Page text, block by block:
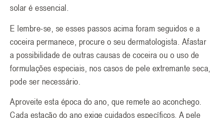
solar é essencial.
E lembre-se, se esses passos acima foram seguidos e a
coceira permanece, procure o seu dermatologista. Afastar
a possibilidade de outras causas de coceira ou o uso de
formulações especiais, nos casos de pele extremante seca,
pode ser necessário.
Aproveite esta época do ano, que remete ao aconchego.
Cada estação do ano exige cuidados específicos. A pele